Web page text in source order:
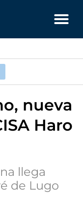
nueva
Haro
llega
de Lugo